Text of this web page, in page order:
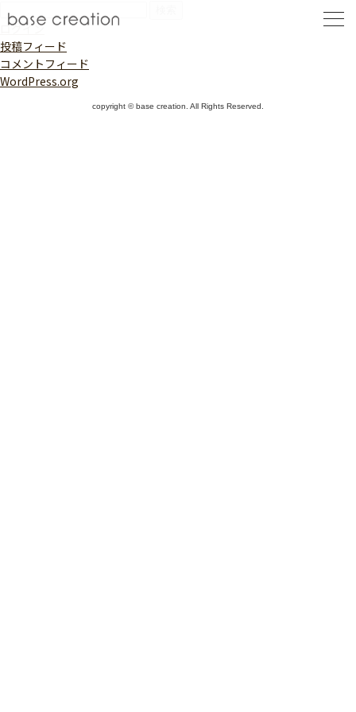
索:ログイン
投稿フィード
コメントフィード
WordPress.org
copyright © base creation. All Rights Reserved.